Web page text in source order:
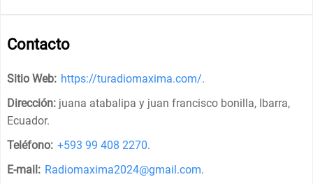
Contacto
Sitio Web: https://turadiomaxima.com/.
Dirección: juana atabalipa y juan francisco bonilla, Ibarra,
Ecuador.
Teléfono: +593 99 408 2270.
E-mail: Radiomaxima2024@gmail.com.